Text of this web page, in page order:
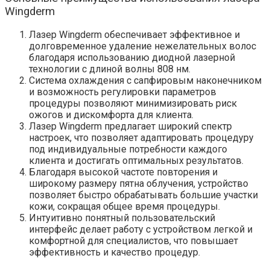
Wingderm
Лазер Wingderm обеспечивает эффективное и
долговременное удаление нежелательных волос
благодаря использованию диодной лазерной
технологии с длиной волны 808 нм.
Система охлаждения с сапфировым наконечником
и возможность регулировки параметров
процедуры позволяют минимизировать риск
ожогов и дискомфорта для клиента.
Лазер Wingderm предлагает широкий спектр
настроек, что позволяет адаптировать процедуру
под индивидуальные потребности каждого
клиента и достигать оптимальных результатов.
Благодаря высокой частоте повторения и
широкому размеру пятна облучения, устройство
позволяет быстро обрабатывать большие участки
кожи, сокращая общее время процедуры.
Интуитивно понятный пользовательский
интерфейс делает работу с устройством легкой и
комфортной для специалистов, что повышает
эффективность и качество процедур.